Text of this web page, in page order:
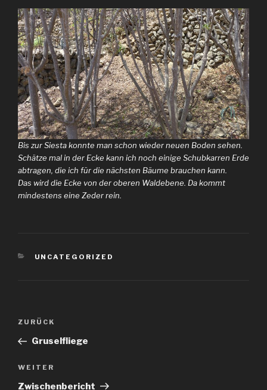
Bis zur Siesta konnte man schon wieder neuen Boden sehen.
Schätze mal in der Ecke kann ich noch einige Schubkarren Erde
abtragen, die ich für die nächsten Bäume brauchen kann.
Das wird die Ecke von der oberen Waldebene. Da kommt
mindestens eine Zeder rein.
KATEGORIEN
UNCATEGORIZED
Beitragsnavigation
Vorheriger
Beitrag
ZURÜCK
Gruselfliege
Nächster
Beitrag
WEITER
Zwischenbericht